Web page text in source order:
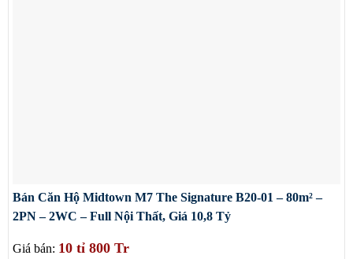
Bán Căn Hộ Midtown M7 The Signature B20-01 – 80m² –
2PN – 2WC – Full Nội Thất, Giá 10,8 Tỷ
Giá bán: 10 tỉ 800 Tr